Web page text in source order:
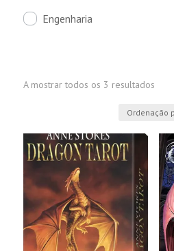
Engenharia
A mostrar todos os 3 resultados